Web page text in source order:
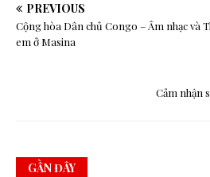
PREVIOUS
Cộng hòa Dân chủ Congo – Âm nhạc và
em ở Masina
Cảm nhận
GẦN ĐÂY